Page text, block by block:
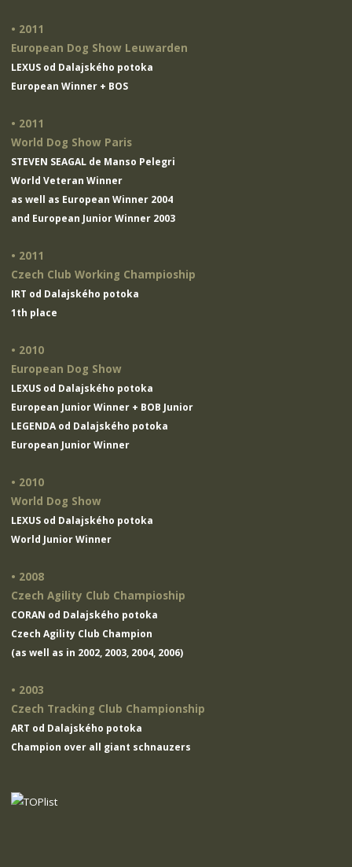
• 2011
European Dog Show Leuwarden
LEXUS od Dalajského potoka
European Winner + BOS
• 2011
World Dog Show Paris
STEVEN SEAGAL de Manso Pelegri
World Veteran Winner
as well as European Winner 2004
and European Junior Winner 2003
• 2011
Czech Club Working Champioship
IRT od Dalajského potoka
1th place
• 2010
European Dog Show
LEXUS od Dalajského potoka
European Junior Winner + BOB Junior
LEGENDA od Dalajského potoka
European Junior Winner
• 2010
World Dog Show
LEXUS od Dalajského potoka
World Junior Winner
• 2008
Czech Agility Club Champioship
CORAN od Dalajského potoka
Czech Agility Club Champion
(as well as in 2002, 2003, 2004, 2006)
• 2003
Czech Tracking Club Championship
ART od Dalajského potoka
Champion over all giant schnauzers